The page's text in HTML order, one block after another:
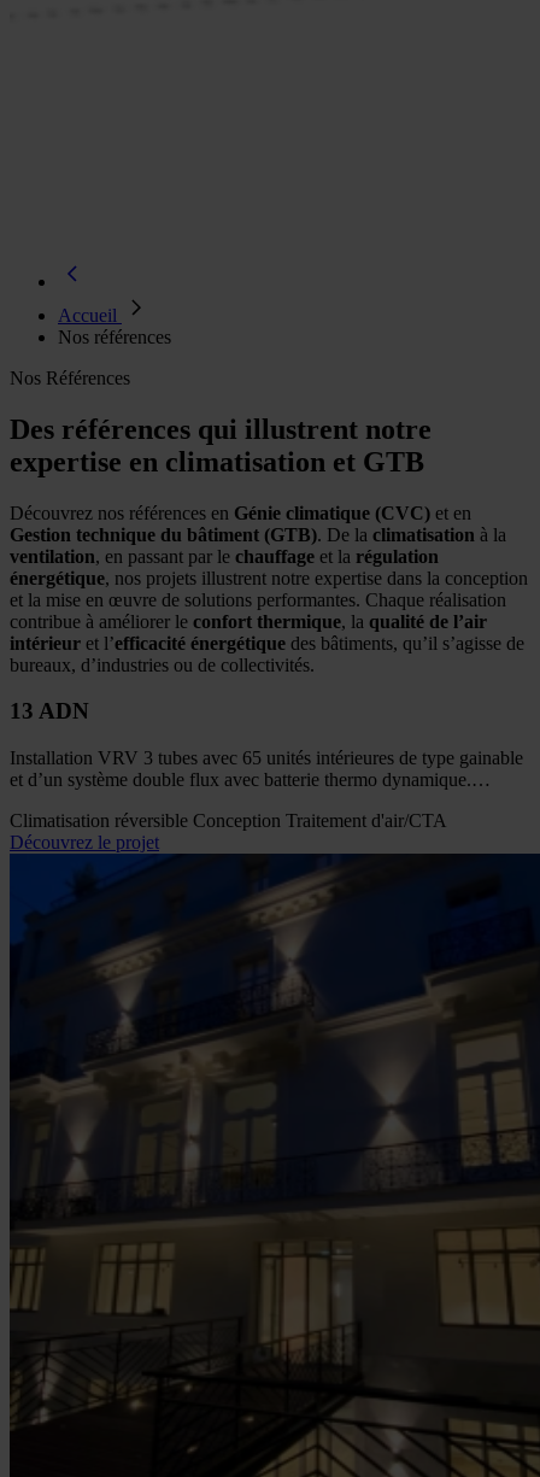
Accueil
Nos références
Nos Références
Des références qui illustrent notre
expertise en climatisation et GTB
Découvrez nos références en Génie climatique (CVC) et en
Gestion technique du bâtiment (GTB). De la climatisation à la
ventilation, en passant par le chauffage et la régulation
énergétique, nos projets illustrent notre expertise dans la conception
et la mise en œuvre de solutions performantes. Chaque réalisation
contribue à améliorer le confort thermique, la qualité de l’air
intérieur et l’efficacité énergétique des bâtiments, qu’il s’agisse de
bureaux, d’industries ou de collectivités.
13 ADN
Installation VRV 3 tubes avec 65 unités intérieures de type gainable
et d’un système double flux avec batterie thermo dynamique.…
Climatisation réversible Conception Traitement d'air/CTA
Découvrez le projet